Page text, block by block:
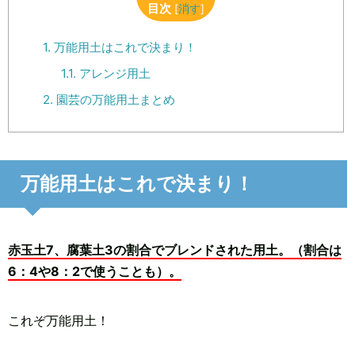
目次 [消す]
1. 万能用土はこれで決まり！
1.1. アレンジ用土
2. 園芸の万能用土まとめ
万能用土はこれで決まり！
赤玉土7、腐葉土3の割合でブレンドされた用土。（割合は
6：4や8：2で使うことも）。
これぞ万能用土！